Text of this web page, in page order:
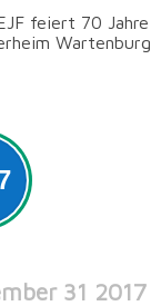
feiert 70 Jahre
Wartenburg
31 2017